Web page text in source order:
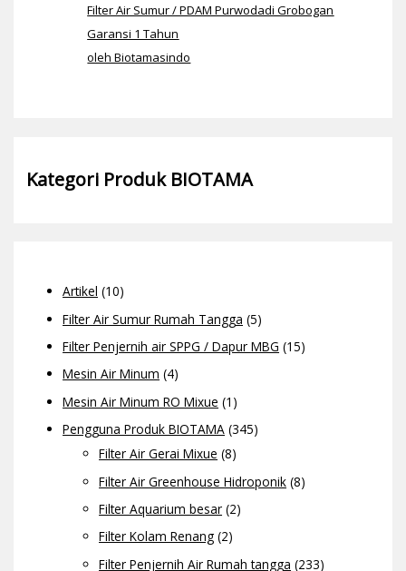
Filter Air Sumur / PDAM Purwodadi Grobogan
Garansi 1 Tahun
oleh Biotamasindo
Kategori Produk BIOTAMA
Artikel (10)
Filter Air Sumur Rumah Tangga (5)
Filter Penjernih air SPPG / Dapur MBG (15)
Mesin Air Minum (4)
Mesin Air Minum RO Mixue (1)
Pengguna Produk BIOTAMA (345)
Filter Air Gerai Mixue (8)
Filter Air Greenhouse Hidroponik (8)
Filter Aquarium besar (2)
Filter Kolam Renang (2)
Filter Penjernih Air Rumah tangga (233)